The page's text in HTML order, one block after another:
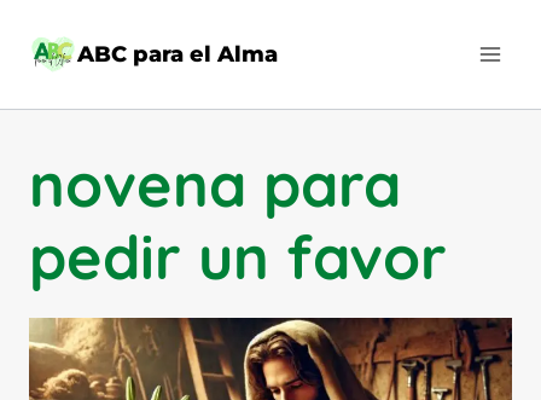
ABC para el Alma
novena para
pedir un favor